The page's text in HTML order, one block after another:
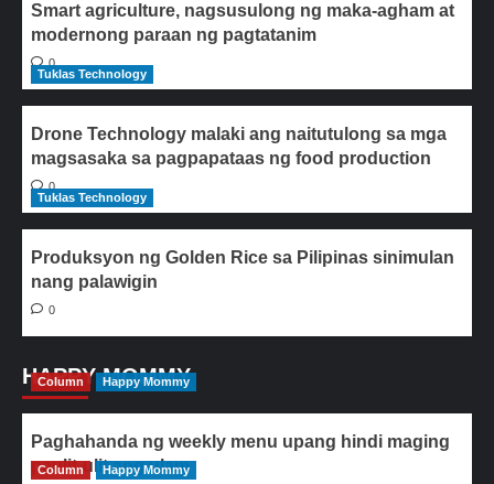
Smart agriculture, nagsusulong ng maka-agham at
modernong paraan ng pagtatanim
0
Tuklas Technology
Drone Technology malaki ang naitutulong sa mga
magsasaka sa pagpapataas ng food production
0
Tuklas Technology
Produksyon ng Golden Rice sa Pilipinas sinimulan
nang palawigin
0
HAPPY MOMMY
Column Happy Mommy
Paghahanda ng weekly menu upang hindi maging
paulit-ulit ang ulam
Column Happy Mommy